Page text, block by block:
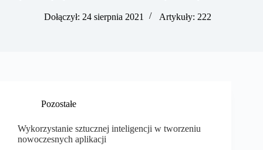
Dołączył: 24 sierpnia 2021 Artykuły: 222
Pozostałe
Wykorzystanie sztucznej inteligencji w tworzeniu
nowoczesnych aplikacji